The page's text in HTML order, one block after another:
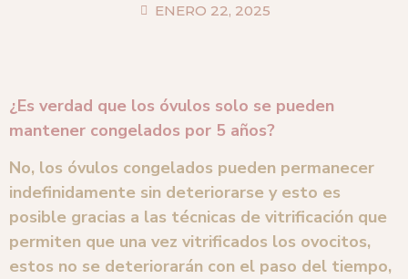
ENERO 22, 2025
¿Es verdad que los óvulos solo se pueden
mantener congelados por 5 años?
No, los óvulos congelados pueden permanecer
indefinidamente sin deteriorarse y esto es
posible gracias a las técnicas de vitrificación que
permiten que una vez vitrificados los ovocitos,
estos no se deteriorarán con el paso del tiempo,